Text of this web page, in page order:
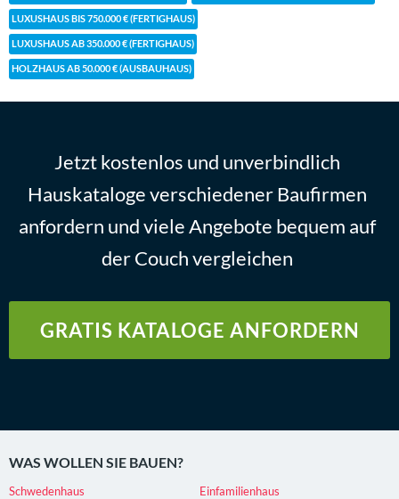
LUXUSHAUS BIS 750.000 € (FERTIGHAUS)
LUXUSHAUS AB 350.000 € (FERTIGHAUS)
HOLZHAUS AB 50.000 € (AUSBAUHAUS)
Jetzt kostenlos und unverbindlich
Hauskataloge verschiedener Baufirmen
anfordern und viele Angebote bequem auf
der Couch vergleichen
GRATIS KATALOGE ANFORDERN
WAS WOLLEN SIE BAUEN?
Schwedenhaus
Einfamilienhaus